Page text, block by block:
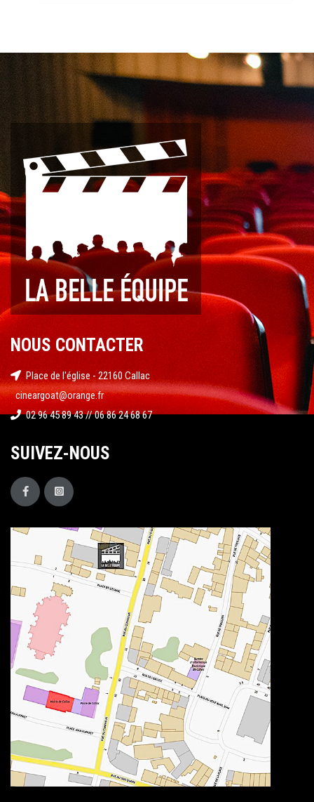
NOUS CONTACTER
Place de l'église - 22160 Callac
cineargoat@orange.fr
02 96 45 89 43 // 06 86 24 68 67
SUIVEZ-NOUS